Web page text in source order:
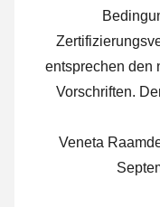
entsprechen den
Vorschriften.
Veneta